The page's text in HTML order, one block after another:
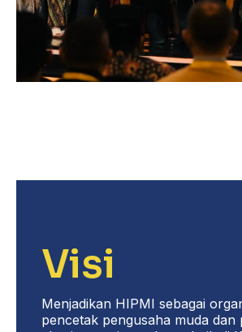
Visi
Menjadikan HIPMI sebagai
pencetak pengusaha muda dan